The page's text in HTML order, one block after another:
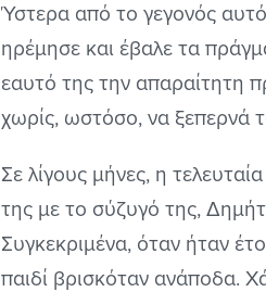
Ύστερα από το γεγονός
ηρέμησε και έβαλε τα
εαυτό της την απαραίτητη
χωρίς, ωστόσο, να ξεπερνά
Σε λίγους μήνες, η
της με το σύζυγό της,
Συγκεκριμένα, όταν ήταν
παιδί βρισκόταν ανάποδα.